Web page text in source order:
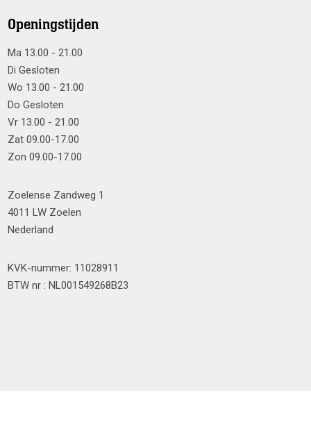
Openingstijden
Ma 13.00 - 21.00
Di Gesloten
Wo 13.00 - 21.00
Do Gesloten
Vr 13.00 - 21.00
Zat 09.00-17.00
Zon 09.00-17.00
Zoelense Zandweg 1
4011 LW Zoelen
Nederland
KVK-nummer: 11028911
BTW nr : NL001549268B23